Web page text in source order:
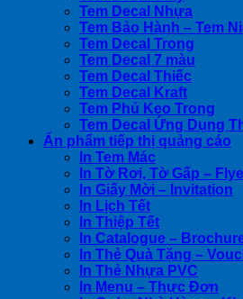
Tem Decal Nhựa
Tem Bảo Hành – Tem
Tem Decal Trong
Tem Decal 7 màu
Tem Decal Thiếc
Tem Decal Kraft
Tem Phủ Keo Trong
Tem Decal Ứng Dụng
Ấn phẩm tiếp thị quảng cáo
In Tem Mác
In Tờ Rơi, Tờ Gấp –
In Giấy Mời – Invitation
In Lịch Tết
In Thiệp Tết
In Catalogue –
In Thẻ Quà Tặng –
In Thẻ Nhựa PVC
In Menu – Thực Đơn